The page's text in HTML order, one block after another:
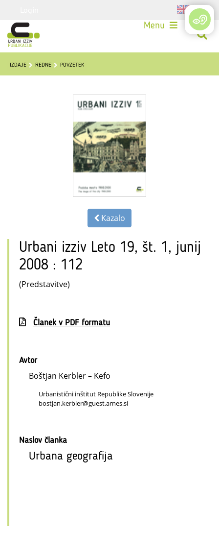
Menu
IZDAJE REDNE POVZETEK
Kazalo
Urbani izziv Leto 19, št. 1, junij
2008 : 112
(Predstavitve)
Članek v PDF formatu
Avtor
Boštjan Kerbler – Kefo
Urbanistični inštitut Republike Slovenije
bostjan.kerbler@guest.arnes.si
Naslov članka
Urbana geografija